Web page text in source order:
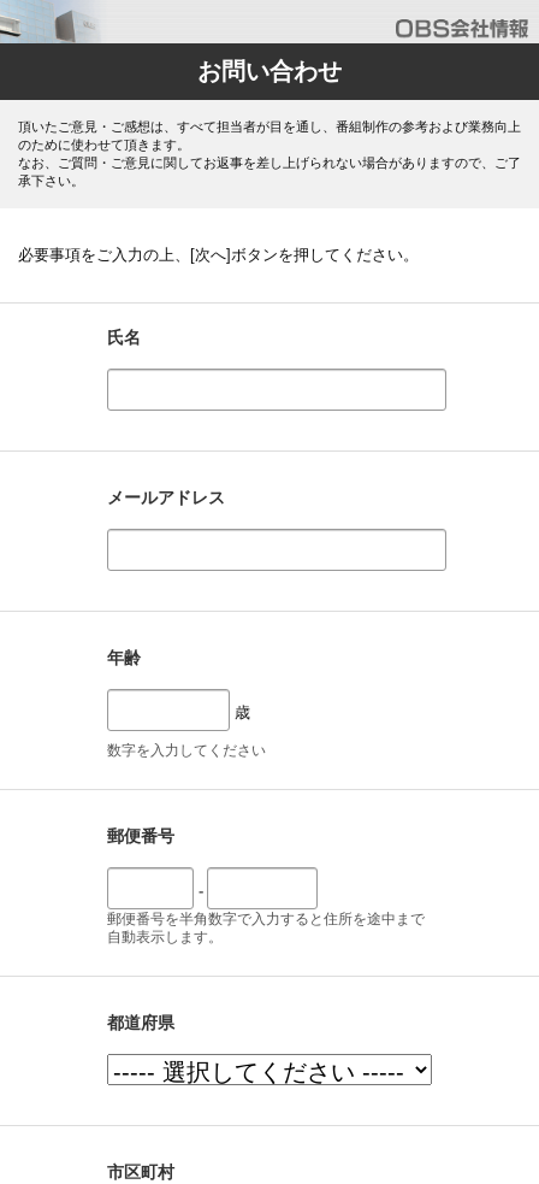
お問い合わせ
頂いたご意見・ご感想は、すべて担当者が目を通し、番組制作の参考および業務向上
のために使わせて頂きます。
なお、ご質問・ご意見に関してお返事を差し上げられない場合がありますので、ご了
承下さい。
必要事項をご入力の上、[次へ]ボタンを押してください。
氏名
メールアドレス
年齢
歳
数字を入力してください
郵便番号
-
郵便番号を半角数字で入力すると住所を途中まで
自動表示します。
都道府県
市区町村